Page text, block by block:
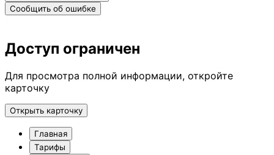
Сообщить об ошибке
Доступ ограничен
Для просмотра полной информации, откройте
карточку
Открыть карточку
Главная
Тарифы